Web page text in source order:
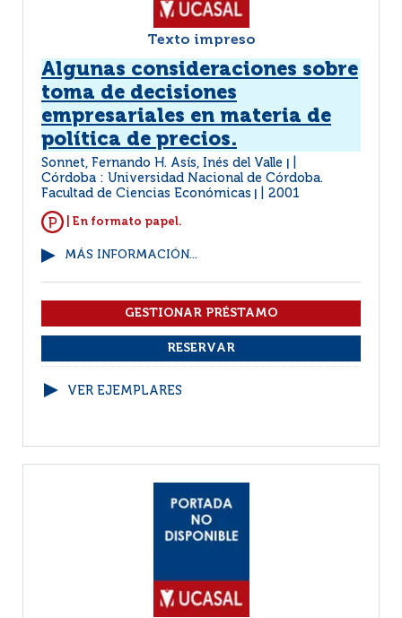
Texto impreso
Algunas consideraciones sobre
toma de decisiones
empresariales en materia de
política de precios.
Sonnet, Fernando H. Asís, Inés del Valle
Córdoba : Universidad Nacional de Córdoba.
Facultad de Ciencias Económicas
2001
| En formato papel.
MÁS INFORMACIÓN...
VER EJEMPLARES